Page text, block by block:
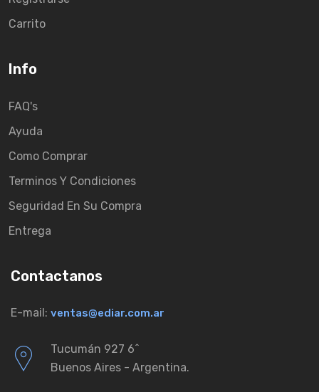
Carrito
Info
FAQ's
Ayuda
Como Comprar
Terminos Y Condiciones
Seguridad En Su Compra
Entrega
Contactanos
E-mail: ventas@ediar.com.ar
Tucumán 927 6ˆ
Buenos Aires - Argentina.